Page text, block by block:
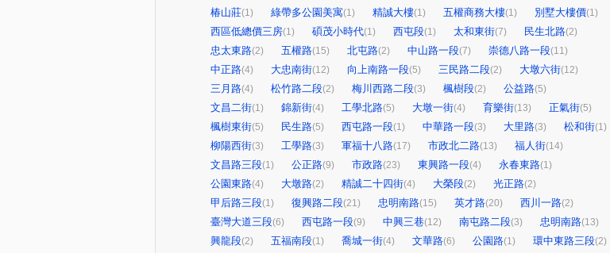
椿山莊(1) 綠帶多公園美寓(1) 精誠大樓(1) 五權商務大樓(1) 別墅大樓價(1)
西區低總價三房(1) 碩茂小時代(1) 西屯段(1) 太和東街(7) 民生北路(2)
忠太東路(2) 五權路(15) 北屯路(2) 中山路一段(7) 崇德八路一段(11)
中正路(4) 大忠南街(12) 向上南路一段(5) 三民路二段(2) 大墩六街(12)
三月路(4) 松竹路二段(2) 梅川西路二段(3) 楓樹段(2) 公益路(5)
文昌二街(1) 錦新街(4) 工學北路(5) 大墩一街(4) 育樂街(13) 正氣街(5)
楓樹東街(5) 民生路(5) 西屯路一段(1) 中華路一段(3) 大里路(3) 松和街(1)
柳陽西街(3) 工學路(3) 軍福十八路(17) 市政北二路(13) 福人街(14)
文昌路三段(1) 公正路(9) 市政路(23) 東興路一段(4) 永春東路(1)
公園東路(4) 大墩路(2) 精誠二十四街(4) 大榮段(2) 光正路(2)
甲后路三段(1) 復興路二段(21) 忠明南路(15) 英才路(20) 西川一路(2)
臺灣大道三段(6) 西屯路一段(9) 中興三巷(12) 南屯路二段(3) 忠明南路(13)
興龍段(2) 五福南段(1) 喬城一街(4) 文華路(6) 公園路(1) 環中東路三段(2)